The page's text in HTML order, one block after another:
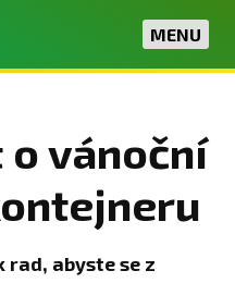
MENU
o vánoční
rad, abyste se z